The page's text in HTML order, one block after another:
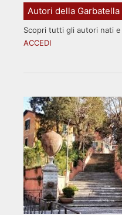
Autori della Garbatella
Scopri tutti gli autori nati
ACCEDI